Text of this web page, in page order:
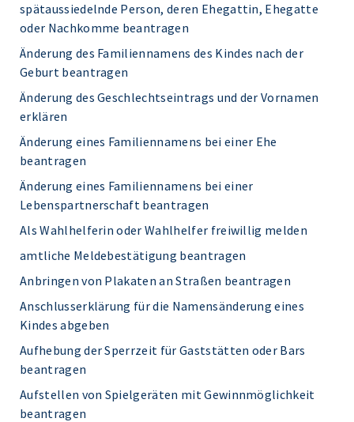
spätaussiedelnde Person, deren Ehegattin, Ehegatte
oder Nachkomme beantragen
Änderung des Familiennamens des Kindes nach der
Geburt beantragen
Änderung des Geschlechtseintrags und der Vornamen
erklären
Änderung eines Familiennamens bei einer Ehe
beantragen
Änderung eines Familiennamens bei einer
Lebenspartnerschaft beantragen
Als Wahlhelferin oder Wahlhelfer freiwillig melden
amtliche Meldebestätigung beantragen
Anbringen von Plakaten an Straßen beantragen
Anschlusserklärung für die Namensänderung eines
Kindes abgeben
Aufhebung der Sperrzeit für Gaststätten oder Bars
beantragen
Aufstellen von Spielgeräten mit Gewinnmöglichkeit
beantragen